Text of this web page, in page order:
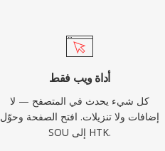
أداة ويب فقط
كل شيء يحدث في المتصفح — لا
إضافات ولا تنزيلات. افتح الصفحة وحوّل
SOU إلى HTK.